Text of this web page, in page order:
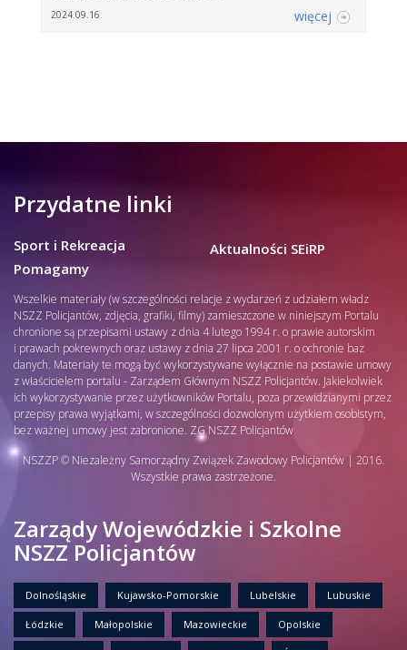
2024.09.16 więcej
Przydatne linki
Sport i Rekreacja
Pomagamy
Aktualności SEiRP
Wszelkie materiały (w szczególności relacje z wydarzeń z udziałem władz
NSZZ Policjantów, zdjęcia, grafiki, filmy) zamieszczone w niniejszym Portalu
chronione są przepisami ustawy z dnia 4 lutego 1994 r. o prawie autorskim
i prawach pokrewnych oraz ustawy z dnia 27 lipca 2001 r. o ochronie baz
danych. Materiały te mogą być wykorzystywane wyłącznie na postawie umowy
z właścicielem portalu - Zarządem Głównym NSZZ Policjantów. Jakiekolwiek
ich wykorzystywanie przez użytkowników Portalu, poza przewidzianymi przez
przepisy prawa wyjątkami, w szczególności dozwolonym użytkiem osobistym,
bez ważnej umowy jest zabronione. ZG NSZZ Policjantów
NSZZP © Niezależny Samorządny Związek Zawodowy Policjantów | 2016.
Wszystkie prawa zastrzeżone.
Zarządy Wojewódzkie i Szkolne
NSZZ Policjantów
Dolnośląskie Kujawsko-Pomorskie Lubelskie Lubuskie
Łódzkie Małopolskie Mazowieckie Opolskie